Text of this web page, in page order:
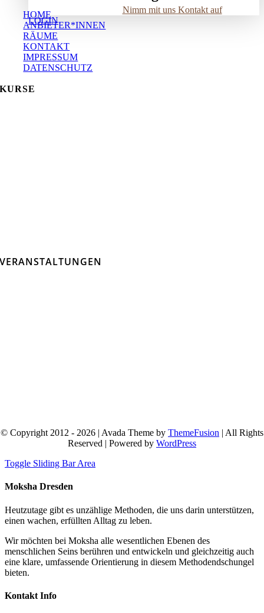
Nimm mit uns Kontakt auf
LOGIN
HOME
ANBIETER*INNEN
RÄUME
KONTAKT
IMPRESSUM
DATENSCHUTZ
KURSE
VERANSTALTUNGEN
© Copyright 2012 - 2026 | Avada Theme by ThemeFusion | All Rights
Reserved | Powered by WordPress
Toggle Sliding Bar Area
Moksha Dresden
Heutzutage gibt es unzählige Methoden, die uns darin unterstützen,
einen wachen, erfüllten Alltag zu leben.
Wir möchten bei Moksha alle wesent­lichen Ebenen des
menschlichen Seins berühren und entwickeln und gleichzeitig auch
eine klare, umfassende Orientierung in diesem Methodendschungel
bieten.
Kontakt Info